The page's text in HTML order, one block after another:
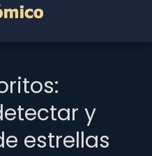
y
estrellas